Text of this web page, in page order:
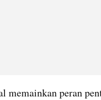
memainkan peran